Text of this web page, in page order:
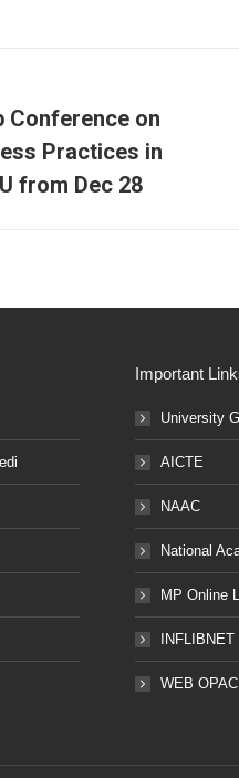
Conference on
Practices in
from Dec 28
Important
University
AICTE
NAAC
National
MP Online
INFLIBNET
WEB OPAC